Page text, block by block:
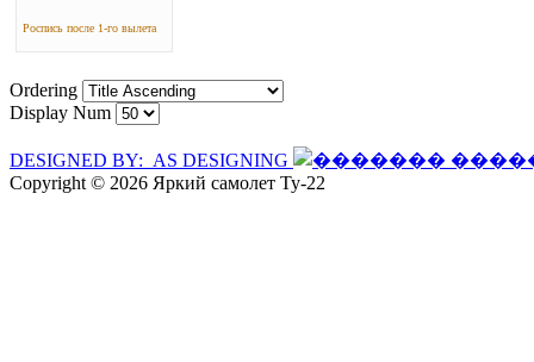
Роспись после 1-го вылета
Ordering
Display Num
DESIGNED BY: AS DESIGNING
Copyright © 2026 Яркий самолет Ту-22